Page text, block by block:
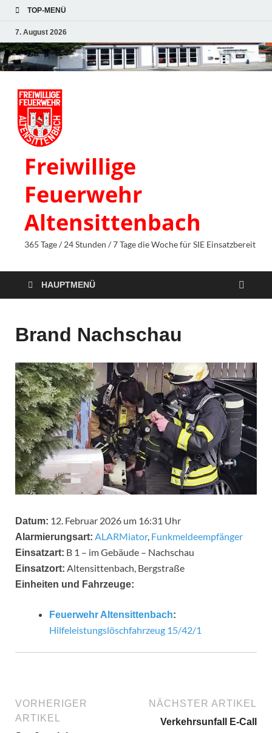
TOP-MENÜ
7. August 2026
Freiwillige
Feuerwehr
Altensittenbach
365 Tage / 24 Stunden / 7 Tage die Woche für SIE Einsatzbereit
HAUPTMENÜ
Brand Nachschau
Datum: 12. Februar 2026 um 16:31 Uhr
Alarmierungsart: ALARMiator, Funkmeldeempfänger
Einsatzart: B 1 – im Gebäude – Nachschau
Einsatzort: Altensittenbach, Bergstraße
Einheiten und Fahrzeuge:
Feuerwehr Altensittenbach:
Hilfeleistungslöschfahrzeug 15/42/1
VORHERIGER
ARTIKEL
NÄCHSTER ARTIKEL
Verkehrsunfall E-Call